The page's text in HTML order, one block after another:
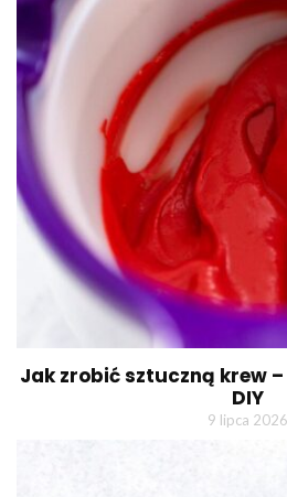
Jak zrobić sztuczną krew
DIY
9 lipca 2026